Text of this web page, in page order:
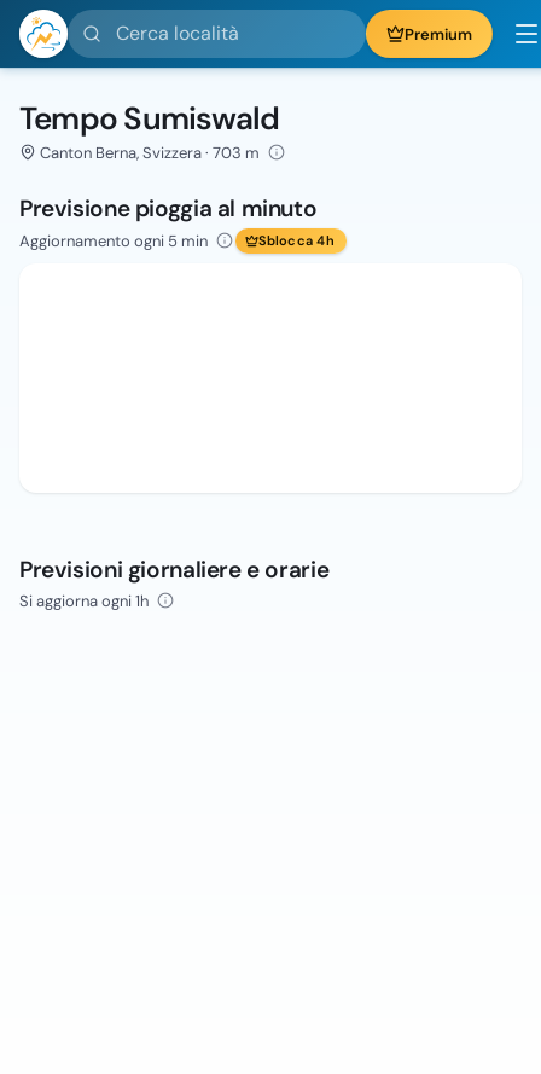
Cerca località Premium
Tempo Sumiswald
Canton Berna, Svizzera · 703 m
Previsione pioggia al minuto
Aggiornamento ogni 5 min Sblocca 4h
Previsioni giornaliere e orarie
Si aggiorna ogni 1h